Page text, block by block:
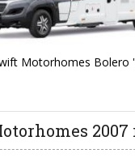
Motorhomes Bolero
2007